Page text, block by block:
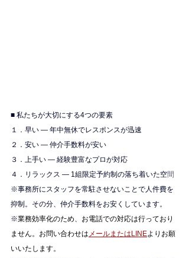
■ 私たちが大切にする4つの要素
１．早い — 年中無休でレスポンスが迅速
２．安い — 仲介手数料が安い
３．上手い — 経験豊富なプロが対応
４．リラックス — 1組限定予約制の落ち着いた空間
※事務所にスタッフを常駐させないことで人件費を
抑制。その分、仲介手数料をお安くしています。
※業務効率化のため、お電話での対応は行っており
ません。お問い合わせは メールまたはLINEよりお願
いいたします。